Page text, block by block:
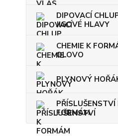
DIPOVACÍ
JIGOVÉ HLAVY
CHEMIE K
OLOVO
PLYNOVÝ
PŘÍSLUŠENSTVÍ
FORMÁM